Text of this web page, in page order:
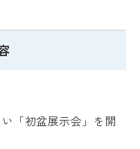
「初盆展示会」を開